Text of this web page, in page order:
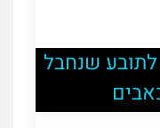
28% נכות לתובע שנחבל